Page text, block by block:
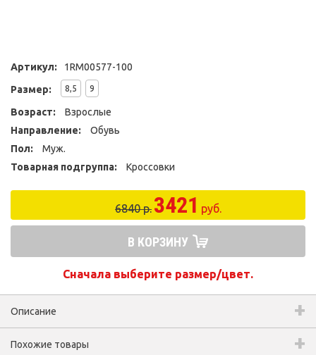
Артикул:
1RM00577-100
Размер:
8,5 9
Возраст:
Взрослые
Направление:
Обувь
Пол:
Муж.
Товарная подгруппа:
Кроссовки
6840 р. 3421 руб.
В КОРЗИНУ
Сначала выберите размер/цвет.
Описание
Похожие товары